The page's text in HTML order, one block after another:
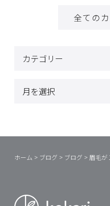
全ての
ホーム > ブログ > ブログ > 眉毛が